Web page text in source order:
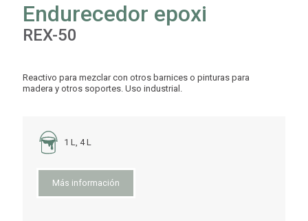
Endurecedor epoxi
REX-50
Reactivo para mezclar con otros barnices o pinturas para
madera y otros soportes. Uso industrial.
1 L, 4 L
Más información